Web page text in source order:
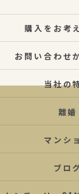
購入をお考
お問い合わせ
当社の
離婚
マンシ
ブロ